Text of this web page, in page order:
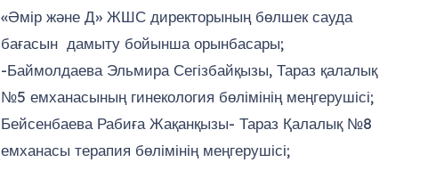
«Әмір және Д» ЖШС директорының бөлшек сауда
бағасын дамыту бойынша орынбасары;
-Баймолдаева Эльмира Сегізбайқызы, Тараз қалалық
№5 емханасының гинекология бөлімінің меңгерушісі;
Бейсенбаева Рабиға Жақанқызы- Тараз Қалалық №8
емханасы терапия бөлімінің меңгерушісі;